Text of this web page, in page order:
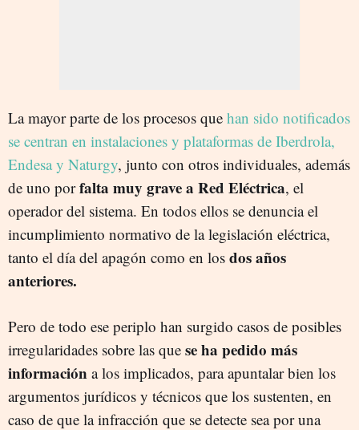
La mayor parte de los procesos que han sido notificados
se centran en instalaciones y plataformas de Iberdrola,
Endesa y Naturgy, junto con otros individuales, además
de uno porfalta muy grave a Red Eléctrica, el
operador del sistema. En todos ellos se denuncia el
incumplimiento normativo de la legislación eléctrica,
tanto el día del apagón como en los dos años
anteriores.
Pero de todo ese periplo han surgido casos de posibles
irregularidades sobre las que se ha pedido más
información a los implicados, para apuntalar bien los
argumentos jurídicos y técnicos que los sustenten, en
caso de que la infracción que se detecte sea por una